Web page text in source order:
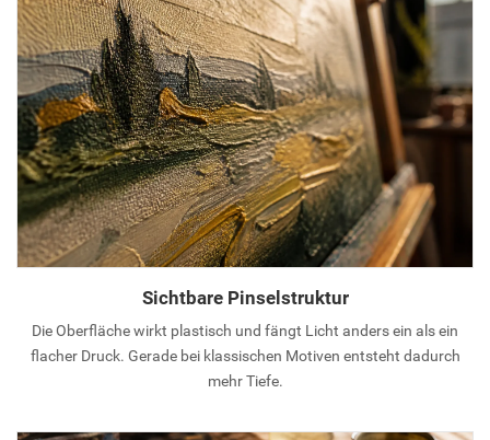
Sichtbare Pinselstruktur
Die Oberfläche wirkt plastisch und fängt Licht anders ein als ein
flacher Druck. Gerade bei klassischen Motiven entsteht dadurch
mehr Tiefe.